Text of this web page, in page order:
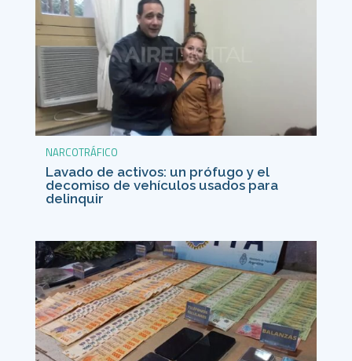
NARCOTRÁFICO
Lavado de activos: un prófugo y el
decomiso de vehículos usados para
delinquir